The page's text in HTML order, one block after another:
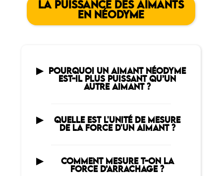
LA PUISSANCE DES AIMANTS
EN NÉODYME
POURQUOI UN AIMANT NÉODYME
EST-IL PLUS PUISSANT QU’UN
AUTRE AIMANT ?
QUELLE EST L'UNITÉ DE MESURE
DE LA FORCE D'UN AIMANT ?
COMMENT MESURE T-ON LA
FORCE D’ARRACHAGE ?